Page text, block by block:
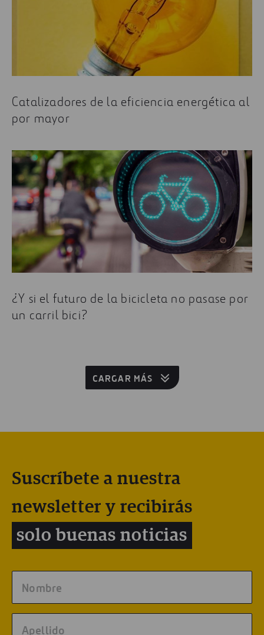
Catalizadores de la eficiencia energética al
por mayor
¿Y si el futuro de la bicicleta no pasase por
un carril bici?
CARGAR MÁS
Suscríbete a nuestra
newsletter y recibirás
solo buenas noticias